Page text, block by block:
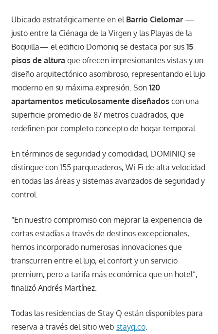
Ubicado estratégicamente en el Barrio Cielomar—
justo entre la Ciénaga de la Virgen y las Playas de la
Boquilla— el edificio Domoniq se destaca por sus 15
pisos de altura que ofrecen impresionantes vistas y un
diseño arquitectónico asombroso, representando el lujo
moderno en su máxima expresión. Son 120
apartamentos meticulosamente diseñados con una
superficie promedio de 87 metros cuadrados, que
redefinen por completo concepto de hogar temporal.
En términos de seguridad y comodidad, DOMINIQ se
distingue con 155 parqueaderos, Wi-Fi de alta velocidad
en todas las áreas y sistemas avanzados de seguridad y
control.
“En nuestro compromiso con mejorar la experiencia de
cortas estadías a través de destinos excepcionales,
hemos incorporado numerosas innovaciones que
transcurren entre el lujo, el confort y un servicio
premium, pero a tarifa más económica que un hotel”,
finalizó Andrés Martínez.
Todas las residencias de Stay Q están disponibles para
reserva a través del sitio web stayq.co.